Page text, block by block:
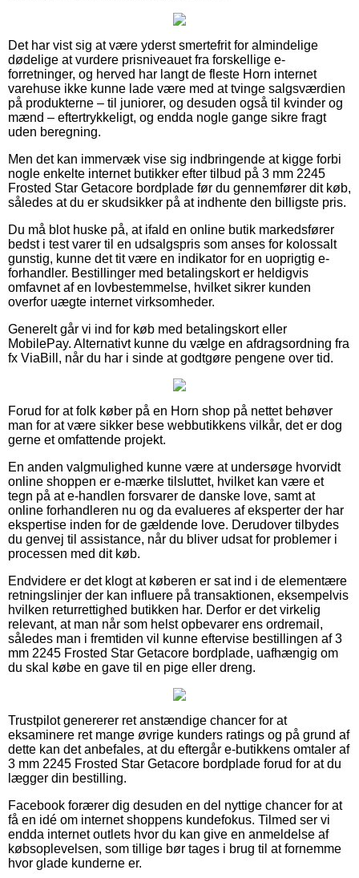
Det har vist sig at være yderst smertefrit for almindelige
dødelige at vurdere prisniveauet fra forskellige e-
forretninger, og herved har langt de fleste Horn internet
varehuse ikke kunne lade være med at tvinge salgsværdien
på produkterne – til juniorer, og desuden også til kvinder og
mænd – eftertrykkeligt, og endda nogle gange sikre fragt
uden beregning.
Men det kan immervæk vise sig indbringende at kigge forbi
nogle enkelte internet butikker efter tilbud på 3 mm 2245
Frosted Star Getacore bordplade før du gennemfører dit køb,
således at du er skudsikker på at indhente den billigste pris.
Du må blot huske på, at ifald en online butik markedsfører
bedst i test varer til en udsalgspris som anses for kolossalt
gunstig, kunne det tit være en indikator for en uoprigtig e-
forhandler. Bestillinger med betalingskort er heldigvis
omfavnet af en lovbestemmelse, hvilket sikrer kunden
overfor uægte internet virksomheder.
Generelt går vi ind for køb med betalingskort eller
MobilePay. Alternativt kunne du vælge en afdragsordning fra
fx ViaBill, når du har i sinde at godtgøre pengene over tid.
Forud for at folk køber på en Horn shop på nettet behøver
man for at være sikker bese webbutikkens vilkår, det er dog
gerne et omfattende projekt.
En anden valgmulighed kunne være at undersøge hvorvidt
online shoppen er e-mærke tilsluttet, hvilket kan være et
tegn på at e-handlen forsvarer de danske love, samt at
online forhandleren nu og da evalueres af eksperter der har
ekspertise inden for de gældende love. Derudover tilbydes
du genvej til assistance, når du bliver udsat for problemer i
processen med dit køb.
Endvidere er det klogt at køberen er sat ind i de elementære
retningslinjer der kan influere på transaktionen, eksempelvis
hvilken returrettighed butikken har. Derfor er det virkelig
relevant, at man når som helst opbevarer ens ordremail,
således man i fremtiden vil kunne eftervise bestillingen af 3
mm 2245 Frosted Star Getacore bordplade, uafhængig om
du skal købe en gave til en pige eller dreng.
Trustpilot genererer ret anstændige chancer for at
eksaminere ret mange øvrige kunders ratings og på grund af
dette kan det anbefales, at du eftergår e-butikkens omtaler af
3 mm 2245 Frosted Star Getacore bordplade forud for at du
lægger din bestilling.
Facebook forærer dig desuden en del nyttige chancer for at
få en idé om internet shoppens kundefokus. Tilmed ser vi
endda internet outlets hvor du kan give en anmeldelse af
købsoplevelsen, som tillige bør tages i brug til at fornemme
hvor glade kunderne er.